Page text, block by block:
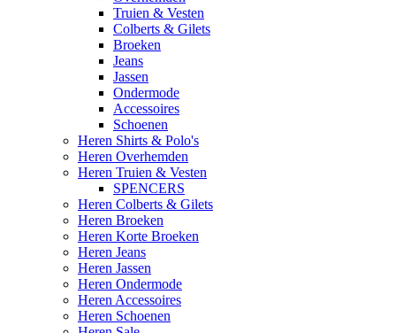
Truien & Vesten
Colberts & Gilets
Broeken
Jeans
Jassen
Ondermode
Accessoires
Schoenen
Heren Shirts & Polo's
Heren Overhemden
Heren Truien & Vesten
SPENCERS
Heren Colberts & Gilets
Heren Broeken
Heren Korte Broeken
Heren Jeans
Heren Jassen
Heren Ondermode
Heren Accessoires
Heren Schoenen